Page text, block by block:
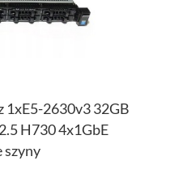
1xE5-2630v3 32GB
H730 4x1GbE
szyny